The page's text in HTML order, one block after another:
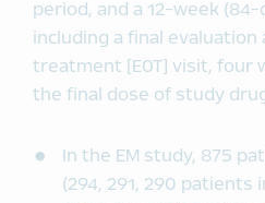
period, and a 12-week
including a final evaluation
treatment [EOT] visit, four
the final dose of study
​In the EM study, 875
(294, 291, 290 patients